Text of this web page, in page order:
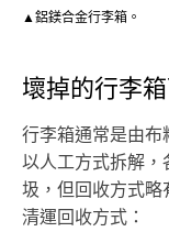
▲鋁鎂合金行李箱。
壞掉的行李
行李箱通常是由布
以人工方式拆解，
圾，但回收方式略
清運回收方式：